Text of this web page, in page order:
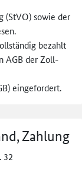
(StVO) sowie der
bezahlt
AGB der Zoll-
eingefordert.
Zahlung
32